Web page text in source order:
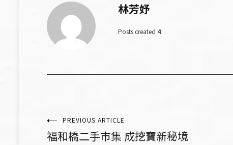
林芳妤
Posts created 4
文PREVIOUS ARTICLE
福和橋二手市集 成挖寶新秘境